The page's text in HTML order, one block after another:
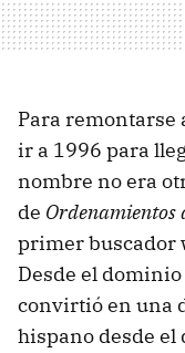
Para remontarse
ir a 1996 para
nombre no era
de Ordenamientos
primer buscador
Desde el
convirtió en una
hispano desde el